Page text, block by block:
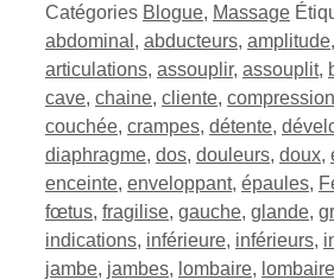
Catégories Blogue, Massage
abdominal , abducteurs, amplitude,
articulations, assouplir, assouplit,
cave, chaine, cliente, compression
couchée, crampes, détente,
diaphragme, dos, douleurs, doux,
enceinte, enveloppant, épaules,
fœtus, fragilise, gauche, glande,
indications, inférieure, inférieurs,
jambe, jambes, lombaire,